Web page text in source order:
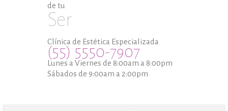
de tu
Ser
Clínica de Estética Especializada
(55) 5550-7907
Lunes a Viernes de 8:00am a 8:00pm
Sábados de 9:00am a 2:00pm